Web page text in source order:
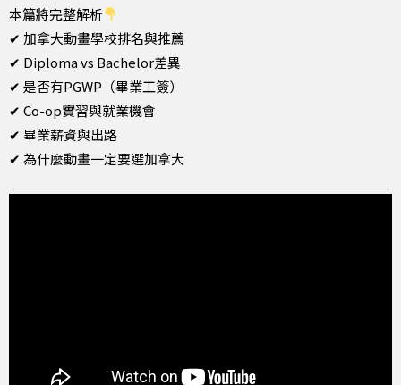
本篇將完整解析
✔ 加拿大動畫學校排名與推薦
✔ Diploma vs Bachelor差異
✔ 是否有PGWP（畢業工簽）
✔ Co-op實習與就業機會
✔ 畢業薪資與出路
✔ 為什麼動畫一定要選加拿大